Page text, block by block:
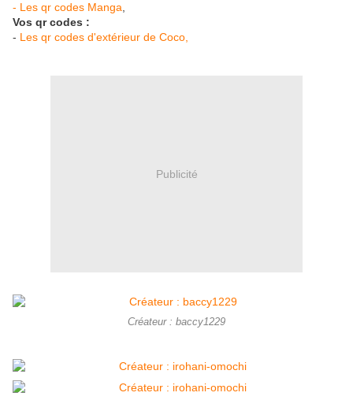
- Les qr codes Manga,
Vos qr codes :
- Les qr codes d'extérieur de Coco,
Publicité
Créateur : baccy1229